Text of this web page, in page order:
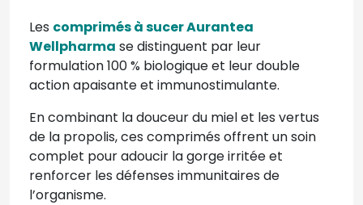
Les comprimés à sucer Aurantea
Wellpharma se distinguent par leur
formulation 100 % biologique et leur double
action apaisante et immunostimulante.
En combinant la douceur du miel et les vertus
de la propolis, ces comprimés offrent un soin
complet pour adoucir la gorge irritée et
renforcer les défenses immunitaires de
l’organisme.